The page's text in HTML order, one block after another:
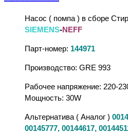
Насос ( помпа ) в сборе
SIEMENS-NEFF
Парт-номер: 144971
Производство: GRE 993
Рабочее напряжение: 220-
Мощность: 30W
Альтернатива ( Аналог )
00145777, 00144617,